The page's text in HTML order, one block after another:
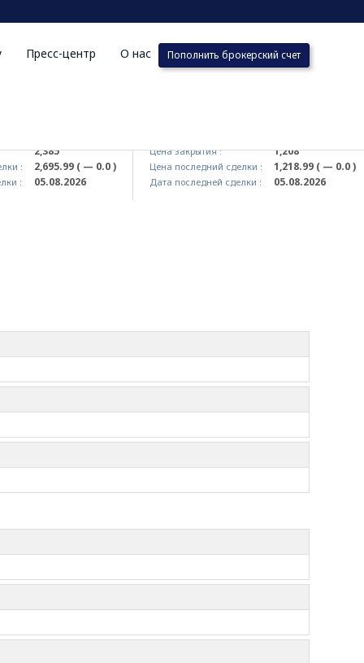
Пресс-центр О нас Пополнить брокерский счет
2,385
: 2,695.99( — 0.0 )
: 05.08.2026
Цена закрытия : 1,208
Цена последний сделки : 1,218.99( — 0.0 )
Дата последней сделки : 05.08.2026